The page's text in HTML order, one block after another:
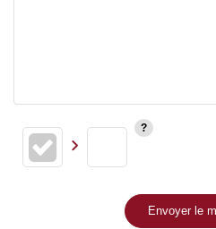
Envoyer le